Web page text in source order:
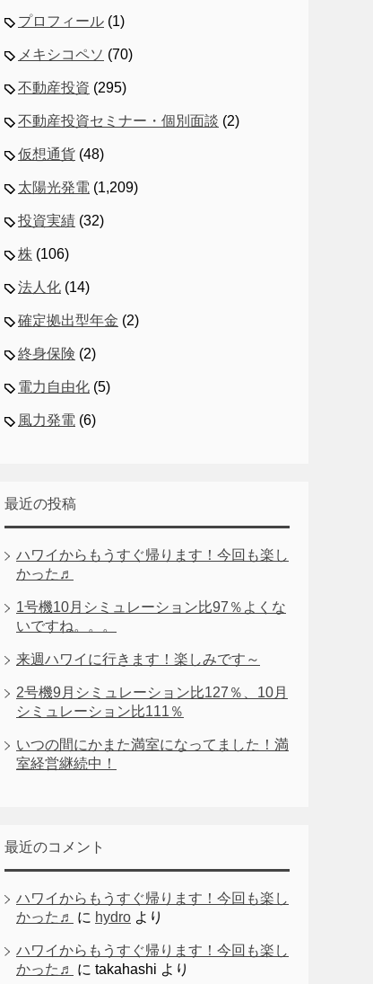
プロフィール (1)
メキシコペソ (70)
不動産投資 (295)
不動産投資セミナー・個別面談 (2)
仮想通貨 (48)
太陽光発電 (1,209)
投資実績 (32)
株 (106)
法人化 (14)
確定拠出型年金 (2)
終身保険 (2)
電力自由化 (5)
風力発電 (6)
最近の投稿
ハワイからもうすぐ帰ります！今回も楽し
かった♬
1号機10月シミュレーション比97％よくな
いですね。。。
来週ハワイに行きます！楽しみです～
2号機9月シミュレーション比127％、10月
シミュレーション比111％
いつの間にかまた満室になってました！満
室経営継続中！
最近のコメント
ハワイからもうすぐ帰ります！今回も楽し
かった♬
に hydro より
ハワイからもうすぐ帰ります！今回も楽し
かった♬
に takahashi より